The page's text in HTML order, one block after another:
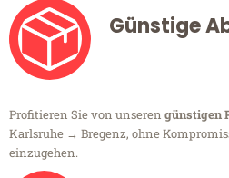
Günstige
Profitieren Sie von unseren günstigen
Karlsruhe → Bregenz, ohne
einzugehen.